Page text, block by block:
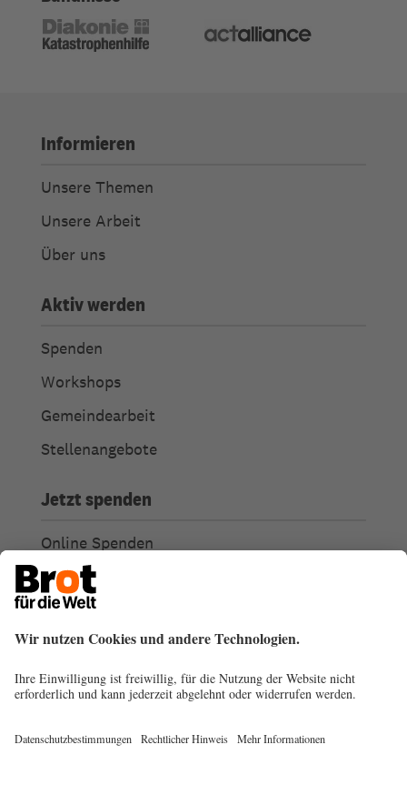
Informieren
Unsere Themen
Unsere Arbeit
Über uns
Aktiv werden
Spenden
Workshops
Gemeindearbeit
Stellenangebote
Jetzt spenden
Online Spenden
Weitere Spendenmöglichkeiten
Ich habe Fragen zu meiner Spende
Spendengütesiegel
Transparenz